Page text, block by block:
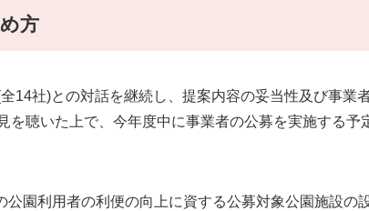
方
14社)との対話を継続し、提案内容の妥当性及び事業
を聴いた上で、今年度中に事業者の公募を実施する予
園利用者の利便の向上に資する公募対象公園施設の